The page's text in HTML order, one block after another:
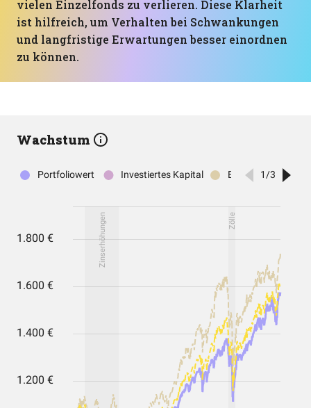
vielen Einzelfonds zu verlieren. Diese Klarheit
ist hilfreich, um Verhalten bei Schwankungen
und langfristige Erwartungen besser einordnen
zu können.
Wachstum